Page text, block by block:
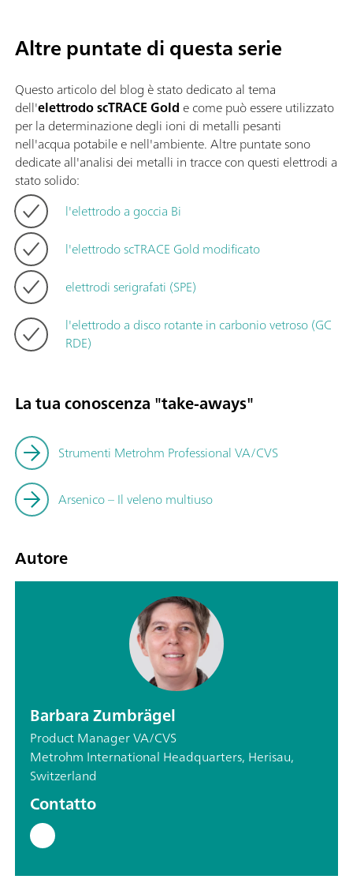
Altre puntate di questa serie
Questo articolo del blog è stato dedicato al tema
dell'elettrodo scTRACE Gold e come può essere utilizzato
per la determinazione degli ioni di metalli pesanti
nell'acqua potabile e nell'ambiente. Altre puntate sono
dedicate all'analisi dei metalli in tracce con questi elettrodi a
stato solido:
l'elettrodo a goccia Bi
l'elettrodo scTRACE Gold modificato
elettrodi serigrafati (SPE)
l'elettrodo a disco rotante in carbonio vetroso (GC
RDE)
La tua conoscenza "take-aways"
Strumenti Metrohm Professional VA/CVS
Arsenico – Il veleno multiuso
Autore
Barbara Zumbrägel
Product Manager VA/CVS
Metrohm International Headquarters, Herisau,
Switzerland
Contatto